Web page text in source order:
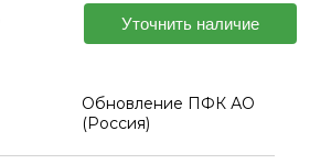
Уточнить наличие
Обновление ПФК АО
(Россия)